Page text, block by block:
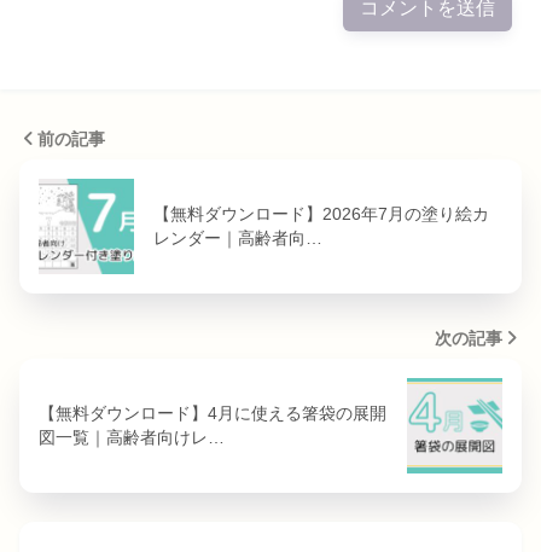
前の記事
【無料ダウンロード】2026年7月の塗り絵カ
レンダー｜高齢者向…
次の記事
【無料ダウンロード】4月に使える箸袋の展開
図一覧｜高齢者向けレ…